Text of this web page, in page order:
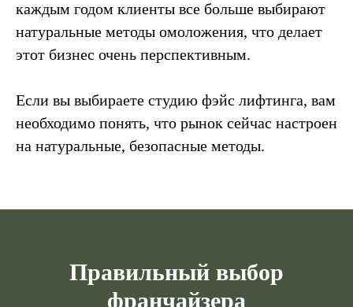
каждым годом клиенты все больше выбирают
натуральные методы омоложения, что делает
этот бизнес очень перспективным.
Если вы выбираете студию фэйс лифтинга, вам
необходимо понять, что рынок сейчас настроен
на натуральные, безопасные методы.
Правильный выбор
франчайзера